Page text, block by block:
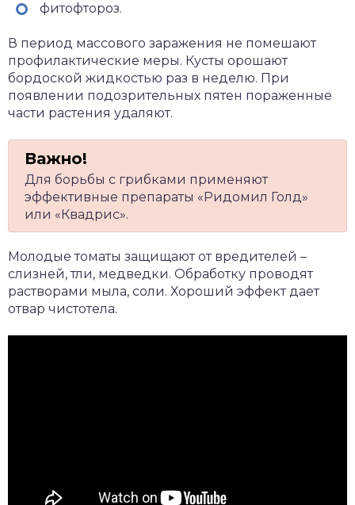
фитофтороз.
В период массового заражения не помешают
профилактические меры. Кусты орошают
бордоской жидкостью раз в неделю. При
появлении подозрительных пятен пораженные
части растения удаляют.
Для борьбы с грибками применяют
эффективные препараты «Ридомил Голд»
или «Квадрис».
Молодые томаты защищают от вредителей –
слизней, тли, медведки. Обработку проводят
растворами мыла, соли. Хороший эффект дает
отвар чистотела.